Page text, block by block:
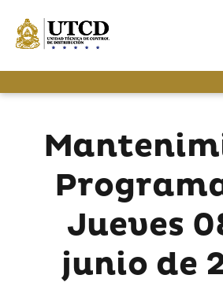
Jueves
junio de